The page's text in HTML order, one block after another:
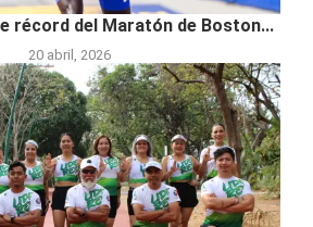
récord del Maratón de Boston...
20 abril, 2026